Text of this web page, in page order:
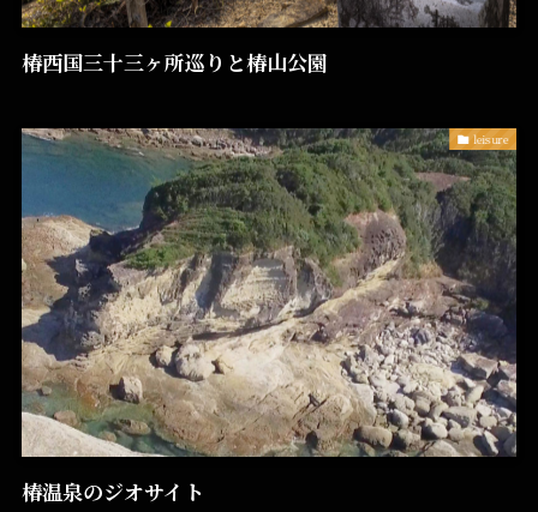
椿西国三十三ヶ所巡りと椿山公園
leisure
椿温泉のジオサイト